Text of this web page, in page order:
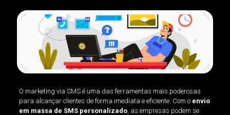
O marketing via SMS é uma das ferramentas mais poderosas
para alcançar clientes de forma imediata e eficiente. Com o envio
em massa de SMS personalizado, as empresas podem se